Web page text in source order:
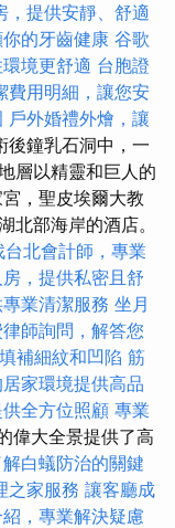
，提供安靜、舒適
的牙齒健康 谷歌
境更舒適 台胞證
費用明細，讓您安
戶外婚禮外燴，讓
後鐘乳石洞中，一
層以精靈和巨人的
，聖皮埃爾大教
北部海岸的酒店。
台北會計師，專業
，提供私密且舒
業清潔服務 坐月
師詢問，解答您
補細紋和凹陷 筋
家環境提供高品
全方位照顧 專業
偉大全景提供了高
白蟻防治的關鍵
之家服務 讓客廳成
，專業解決疑慮